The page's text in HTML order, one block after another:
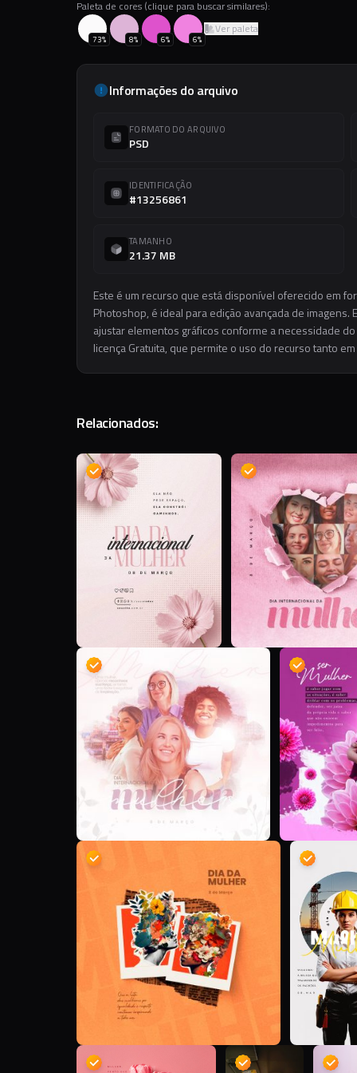
Paleta de cores (clique para buscar similares):
73% 8% 6% 6%
Ver paleta
Informações do arquivo
FORMATO DO ARQUIVO
PSD
IDENTIFICAÇÃO
#13256861
TAMANHO
21.37 MB
Este é um recurso que está disponível oferecido em
Photoshop, é ideal para edição avançada de
ajustar elementos gráficos conforme a necessidade
licença Gratuita, que permite o uso do recurso tanto
Relacionados:
D D